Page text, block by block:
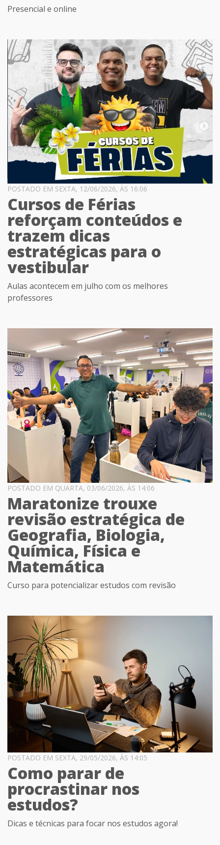
Presencial e online
POSTADO EM SEXTA, 12/06/2026, ÀS 16:06
Cursos de Férias
reforçam conteúdos e
trazem dicas
estratégicas para o
vestibular
Aulas acontecem em julho com os melhores
professores
POSTADO EM QUARTA, 03/06/2026, ÀS 14:06
Maratonize trouxe
revisão estratégica de
Geografia, Biologia,
Química, Física e
Matemática
Curso para potencializar estudos com revisão
POSTADO EM SEXTA, 29/05/2026, ÀS 14:05
Como parar de
procrastinar nos
estudos?
Dicas e técnicas para focar nos estudos agora!